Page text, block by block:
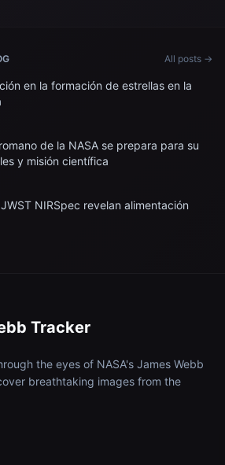
All posts →
en la formación de estrellas en la
de la NASA se prepara para su
y misión científica
NIRSpec revelan alimentación
Tracker
the eyes of NASA's James Webb
breathtaking images from the